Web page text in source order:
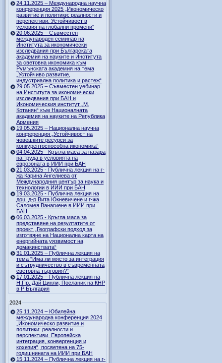
24.11.2025 – Международна научна
конференция 2025 „Икономическо
развитие и политики: реалности и
перспективи. Устойчивост в
условия на глобални промени“
20.06.2025 – Съвместен
международен семинар на
Института за икономически
изследвания при Българската
академия на науките и Института
за световна икономика към
Румънската академия на тема
„Устойчиво развитие,
индустриална политика и растеж“
29.05.2025 – Съвместен уебинар
на Института за икономически
изследвания при БАН и
Икономическия институт „М.
Котанян“ към Националната
академия на науките на Република
Армения
19.05.2025 – Национална научна
конференция „Устойчивост на
човешките ресурси за
конкурентоспособна икономика“
04.04.2025 - Кръгла маса за пазара
на труда в условията на
еврозоната в ИИИ при БАН
21.03.2025 - Публична лекция на г-
жа Карина Ангелиева от
Международния център за наука и
технологии в ИИИ при БАН
19.03.2025 - Публична лекция на
доц. д-р Вита Юкневичене и г-жа
Саломея Ванагиене в ИИИ при
БАН
06.03.2025 - Кръгла маса за
представяне на резултатите от
проект „Географски подход за
изготвяне на Национална карта на
енергийната уязвимост на
домакинствата“
31.01.2025 – Публична лекция на
тема “Има ли място за интеграция
и сътрудничество в съвременната
световна търговия?”
17.01.2025 – Публична лекция на
Н.Пр. Дай Цинли, Посланик на КНР
в Р България
2024
25.11.2024 – Юбилейна
международна конференция 2024
„Икономическо развитие и
политики: реалности и
перспективи. Европейска
интеграция, конвергенция и
кохезия“, посветена на 75-
годишнината на ИИИ при БАН
15.11.2024 – Публична лекция на г-